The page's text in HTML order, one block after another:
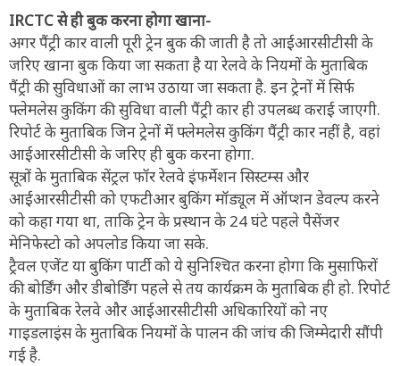
IRCTC से ही बुक करना होगा खाना-
अगर पैंट्री कार वाली पूरी ट्रेन बुक की जाती है तो आईआरसीटीसी के
जरिए खाना बुक किया जा सकता है या रेलवे के नियमों के मुताबिक
पैंट्री की सुविधाओं का लाभ उठाया जा सकता है. इन ट्रेनों में सिर्फ
फ्लेमलेस कुकिंग की सुविधा वाली पैंट्री कार ही उपलब्ध कराई जाएगी.
रिपोर्ट के मुताबिक जिन ट्रेनों में फ्लेमलेस कुकिंग पैंट्री कार नहीं है, वहां
आईआरसीटीसी के जरिए ही बुक करना होगा.
सूत्रों के मुताबिक सेंट्रल फॉर रेलवे इंफर्मेशन सिस्टम्स और
आईआरसीटीसी को एफटीआर बुकिंग मॉड्यूल में ऑप्शन डेवल्प करने
को कहा गया था, ताकि ट्रेन के प्रस्थान के 24 घंटे पहले पैसेंजर
मेनिफेस्टो को अपलोड किया जा सके.
ट्रैवल एजेंट या बुकिंग पार्टी को ये सुनिश्चित करना होगा कि मुसाफिरों
की बोर्डिंग और डीबोर्डिंग पहले से तय कार्यक्रम के मुताबिक ही हो. रिपोर्ट
के मुताबिक रेलवे और आईआरसीटीसी अधिकारियों को नए
गाइडलाइंस के मुताबिक नियमों के पालन की जांच की जिम्मेदारी सौंपी
गई है.